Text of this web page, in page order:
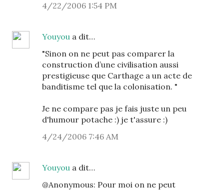
4/22/2006 1:54 PM
Youyou a dit…
"Sinon on ne peut pas comparer la
construction d’une civilisation aussi
prestigieuse que Carthage a un acte de
banditisme tel que la colonisation. "
Je ne compare pas je fais juste un peu
d'humour potache :) je t'assure :)
4/24/2006 7:46 AM
Youyou a dit…
@Anonymous: Pour moi on ne peut